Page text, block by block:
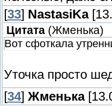
[33] NastasiKa
Цитата (Жменька)
Вот сфоткала
Уточка просто
[34] Жменька